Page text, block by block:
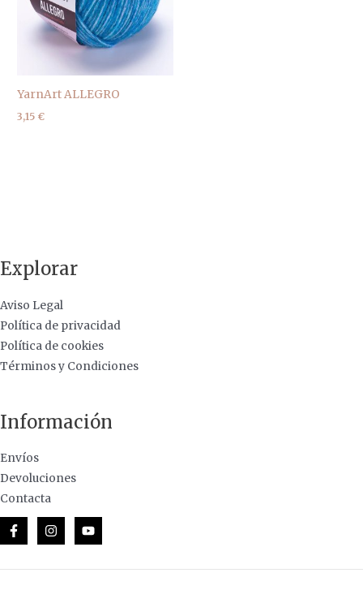
YarnArt ALLEGRO
3,15 €
Explorar
Aviso Legal
Política de privacidad
Política de cookies
Términos y Condiciones
Información
Envíos
Devoluciones
Contacta